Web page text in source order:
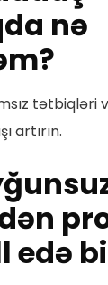
nə
tətbiqləri
artırın.
edə